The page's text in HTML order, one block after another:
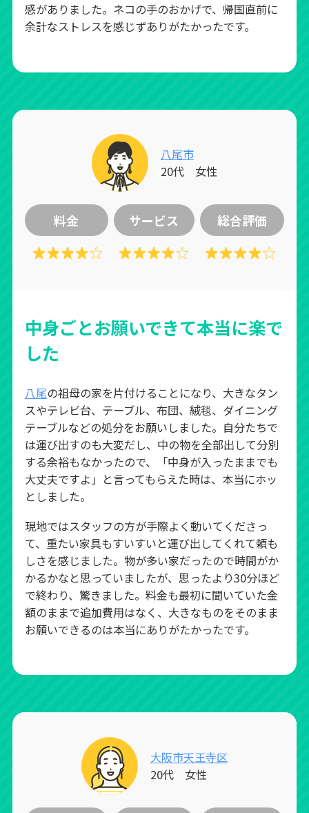
感がありました。ネコの手のおかげで、帰国直前に
余計なストレスを感じずありがたかったです。
八尾市
20代 女性
料金 サービス 総合評価
中身ごとお願いできて本当に楽で
した
八尾の祖母の家を片付けることになり、大きなタン
スやテレビ台、テーブル、布団、絨毯、ダイニング
テーブルなどの処分をお願いしました。自分たちで
は運び出すのも大変だし、中の物を全部出して分別
する余裕もなかったので、「中身が入ったままでも
大丈夫ですよ」と言ってもらえた時は、本当にホッ
としました。
現地ではスタッフの方が手際よく動いてくださっ
て、重たい家具もすいすいと運び出してくれて頼も
しさを感じました。物が多い家だったので時間がか
かるかなと思っていましたが、思ったより30分ほど
で終わり、驚きました。料金も最初に聞いていた金
額のままで追加費用はなく、大きなものをそのまま
お願いできるのは本当にありがたかったです。
大阪市天王寺区
20代 女性